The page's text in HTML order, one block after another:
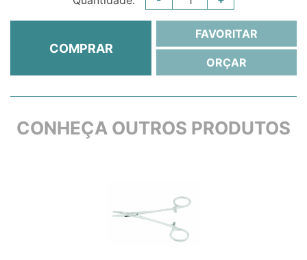
COMPRAR
FAVORITAR
ORÇAR
CONHEÇA OUTROS PRODUTOS